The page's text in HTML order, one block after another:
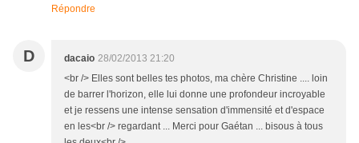
Répondre
D dacaio 28/02/2013 21:20
<br /> Elles sont belles tes photos, ma chère Christine .... loin
de barrer l'horizon, elle lui donne une profondeur incroyable
et je ressens une intense sensation d'immensité et d'espace
en les<br /> regardant ... Merci pour Gaétan ... bisous à tous